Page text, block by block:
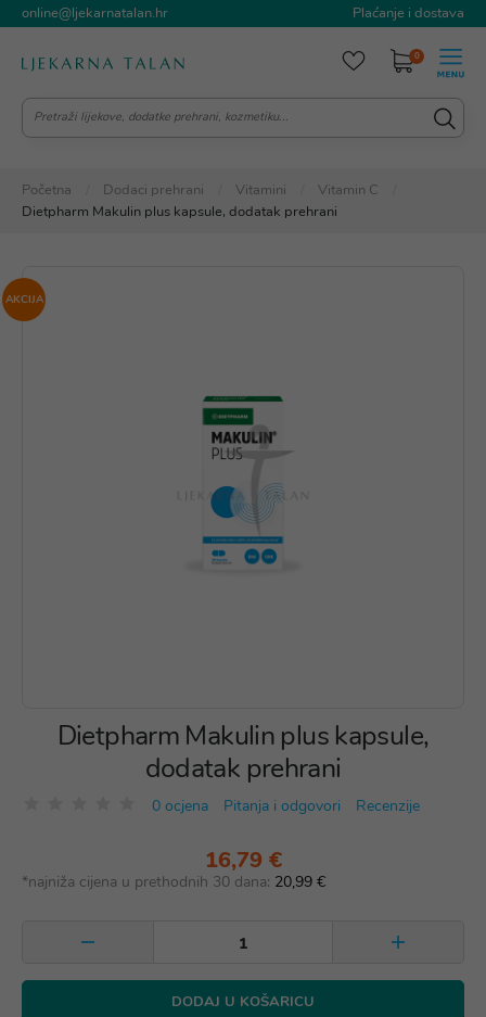
online@ljekarnatalan.hr Plaćanje i dostava
0
Početna Dodaci prehrani Vitamini
Vitamin C
Dietpharm Makulin plus kapsule, dodatak prehrani
AKCIJA
Dietpharm Makulin plus kapsule,
dodatak prehrani
0 ocjena Pitanja i odgovori Recenzije
16,79 €
*najniža cijena u prethodnih 30 dana: 20,99 €
DODAJ U KOŠARICU